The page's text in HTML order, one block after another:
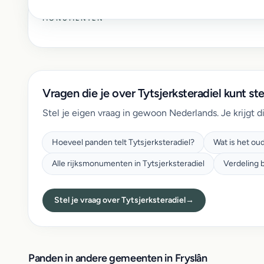
MONUMENTEN
Vragen die je over Tytsjerksteradiel kunt
Stel je eigen vraag in gewoon Nederlands. Je krijgt
Hoeveel panden telt Tytsjerksteradiel? Wat is het
Alle rijksmonumenten in Tytsjerksteradiel Verdeling
Stel je vraag over Tytsjerksteradiel→
Panden in andere gemeenten in Fryslân